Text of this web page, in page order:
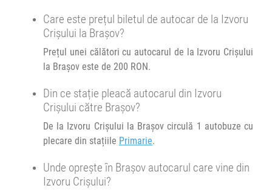
14:29 Brașov Sala sporturilor
Durată: Zile de circulație:
Oradea Cluj Brașov
Afiseaza itinerariu
Brașov Sala sporturilor
min
Care este prețul biletul de autocar de la Izvoru
Crișului la Brașov?
Prețul unei călători cu autocarul de la Izvoru Crișului
la Brașov este de 200 RON.
Din ce stație pleacă autocarul din Izvoru
Crișului către Brașov?
De la Izvoru Crișului la Brașov circulă 1 autobuze cu
plecare din stațiile Primarie.
Unde oprește în Brașov autocarul care vine din
Izvoru Crișului?